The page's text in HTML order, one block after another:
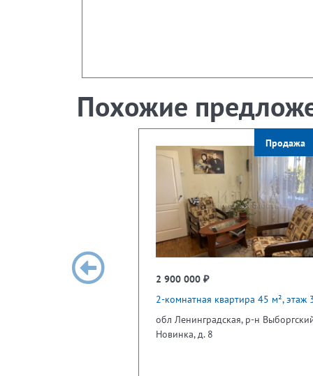
Похожие
Продажа
2 900 000 ₽
2-комнатная квартира 45 м², этаж
обл Ленинградская, р-н
Новинка, д. 8